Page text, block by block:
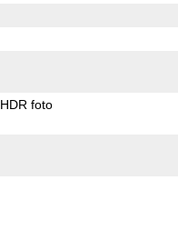
HDR foto